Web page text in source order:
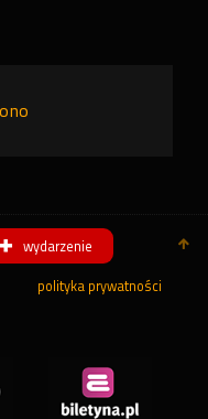
wydarzenie
polityka prywatności